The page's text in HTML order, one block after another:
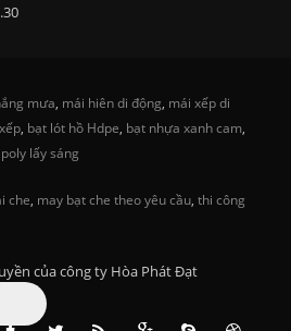
mưa, mái hiên di động, mái xếp di
, bạt lót hồ Hdpe, bạt nhựa xanh cam,
lấy sáng
che, may bạt che theo yêu cầu, thi công
của công ty Hòa Phát Đạt